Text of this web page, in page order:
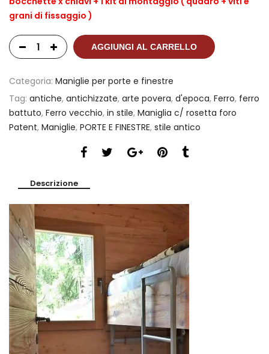
grani di fissaggio )
AGGIUNGI AL CARRELLO
Categoria: Maniglie per porte e finestre
Tag: antiche, antichizzate, arte povera, d'epoca, Ferro, ferro
battuto, Ferro vecchio, in stile, Maniglia c/ rosetta foro
Patent, Maniglie, PORTE E FINESTRE, stile antico
Descrizione